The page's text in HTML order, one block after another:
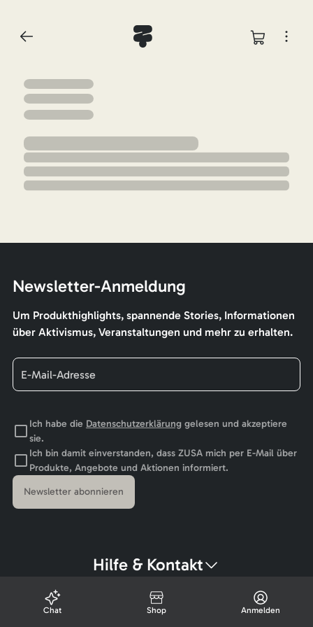
Newsletter-Anmeldung
Um Produkthighlights, spannende Stories, Informationen
über Aktivismus, Veranstaltungen und mehr zu erhalten.
Ich habe die Datenschutzerklärunggelesen und akzeptiere
sie.
Ich bin damit einverstanden, dass ZUSA mich per E-Mail über
Produkte, Angebote und Aktionen informiert.
Newsletter abonnieren
Hilfe & Kontakt
Chat Shop Anmelden